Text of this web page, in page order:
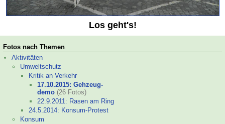
Los geht's!
Fotos nach Themen
Aktivitäten
Umweltschutz
Kritik an Verkehr
17.10.2015: Gehzeug-
demo (26 Fotos)
22.9.2011: Rasen am Ring
24.5.2014: Konsum-Protest
Konsum